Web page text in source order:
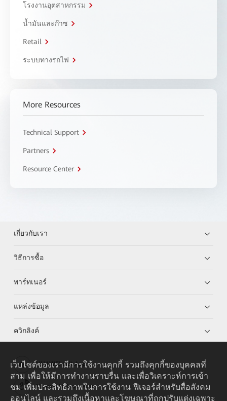
โรงงานอุตสาหกรรม
น้ำมันและก๊าซ
Retail
ระบบทางรถไฟ
More Resources
Technical Support
Partners
Resource Center
เกี่ยวกับเรา
วิธีการซื้อ
พาร์ทเนอร์
แหล่งข้อมูล
ควิกลิงค์
HUAWEI eKit App
Huawei HiKnow App
เว็บไซต์ของเรามีการใช้งานคุกกี้ รวมถึงคุกกี้ของบุคคลที่
สาม เพื่อให้มีการทำงานราบรื่น และเพื่อวิเคราะห์การเข้า
ชม เพิ่มประสิทธิภาพในการใช้งาน ฟีเจอร์สำหรับสื่อสังคม
ออนไลน์ และรวมถึงเนื้อหาและโฆษณาที่ถูกปรับแต่งเฉพาะ